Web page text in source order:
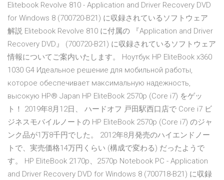
Elitebook Revolve 810 - Application and Driver Recovery DVD
for Windows 8 (700720-B21) に収録されているソフトウェア
解説 Elitebook Revolve 810 に付属の 『Application and Driver
Recovery DVD』 (700720-B21) に収録されているソフトウェア
情報についてご案内いたします。 Ноутбук HP EliteBook x360
1030 G4 Идеальное решение для мобильной работы,
которое обеспечивает максимальную надежность,
высокую HP® Japan HP EliteBook 2570p (Core i7) をゲッ
ト！ 2019年8月12日、 ハードオフ 戸田駅西口店で Core i7 ビ
ジネスモバイルノートの HP EliteBook 2570p (Core i7) のジャ
ンク品が1万8千円でした。 2012年8月発売のハイエンドノー
トで、実売価格14万円くらい (構成で変わる) だったようで
す。 HP EliteBook 2170p、2570p Notebook PC - Application
and Driver Recovery DVD for Windows 8 (700718-B21) に収録